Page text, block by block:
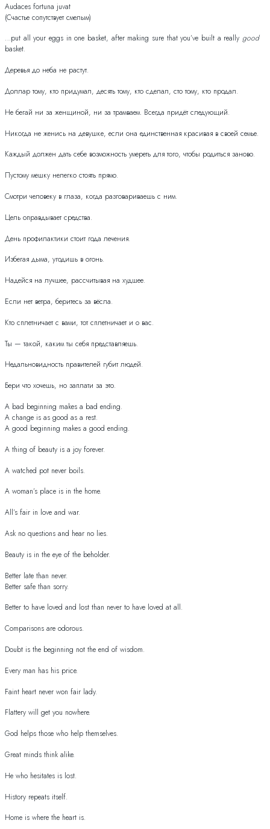
Audaces fortuna juvat
(Счастье сопутствует смелым)
…put all your eggs in one basket, after making sure that you’ve built a really good
basket.
Деревья до неба не растут.
Доллар тому, кто придумал, десять тому, кто сделал, сто тому, кто продал.
Не бегай ни за женщиной, ни за трамваем. Всегда придёт следующий.
Никогда не женись на девушке, если она единственная красивая в своей семье.
Каждый должен дать себе возможность умереть для того, чтобы родиться заново.
Пустому мешку нелегко стоять прямо.
Смотри человеку в глаза, когда разговариваешь с ним.
Цель оправдывает средства.
День профилактики стоит года лечения.
Избегая дыма, угодишь в огонь.
Надейся на лучшее, рассчитывая на худшее.
Если нет ветра, беритесь за вёсла.
Кто сплетничает с вами, тот сплетничает и о вас.
Ты — такой, каким ты себя представляешь.
Недальновидность правителей губит людей.
Бери что хочешь, но заплати за это.
A bad beginning makes a bad ending.
A change is as good as a rest.
A good beginning makes a good ending.
A thing of beauty is a joy forever.
A watched pot never boils.
A woman’s place is in the home.
All’s fair in love and war.
Ask no questions and hear no lies.
Beauty is in the eye of the beholder.
Better late than never.
Better safe than sorry.
Better to have loved and lost than never to have loved at all.
Comparisons are odorous.
Doubt is the beginning not the end of wisdom.
Every man has his price.
Faint heart never won fair lady.
Flattery will get you nowhere.
God helps those who help themselves.
Great minds think alike.
He who hesitates is lost.
History repeats itself.
Home is where the heart is.